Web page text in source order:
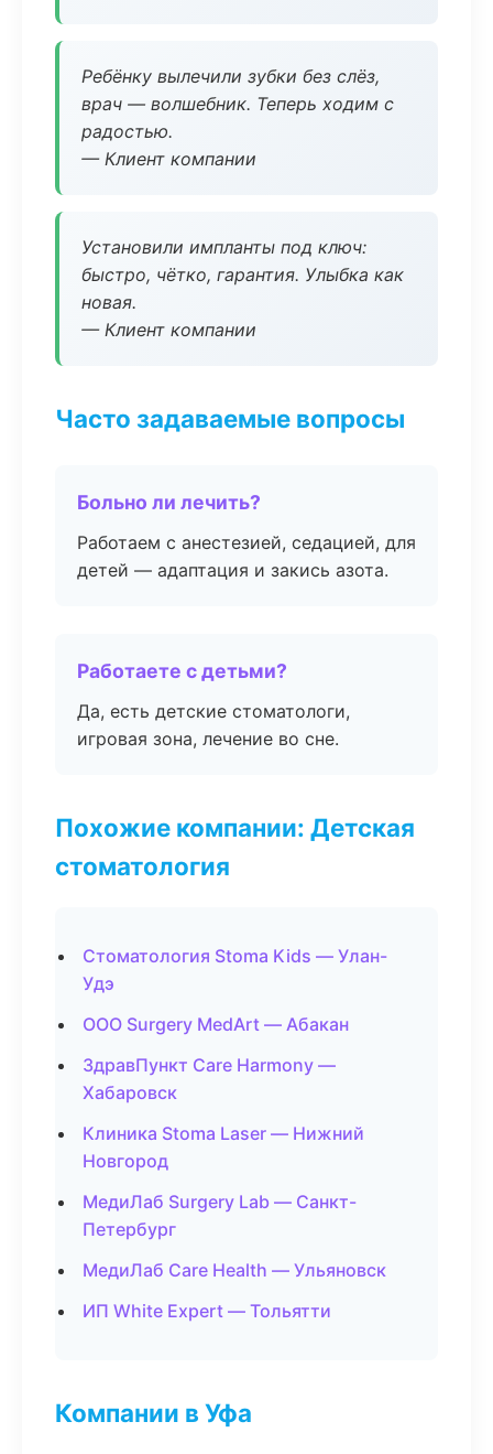
Ребёнку вылечили зубки без слёз,
врач — волшебник. Теперь ходим с
радостью.
— Клиент компании
Установили импланты под ключ:
быстро, чётко, гарантия. Улыбка как
новая.
— Клиент компании
Часто задаваемые вопросы
Больно ли лечить?
Работаем с анестезией, седацией, для
детей — адаптация и закись азота.
Работаете с детьми?
Да, есть детские стоматологи,
игровая зона, лечение во сне.
Похожие компании: Детская
стоматология
Стоматология Stoma Kids — Улан-
Удэ
ООО Surgery MedArt — Абакан
ЗдравПункт Care Harmony —
Хабаровск
Клиника Stoma Laser — Нижний
Новгород
МедиЛаб Surgery Lab — Санкт-
Петербург
МедиЛаб Care Health — Ульяновск
ИП White Expert — Тольятти
Компании в Уфа